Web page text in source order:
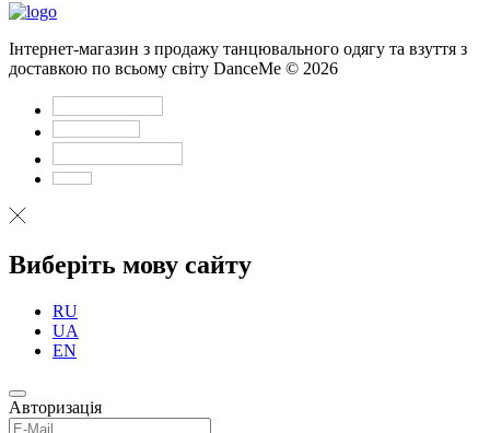
Інтернет-магазин з продажу танцювального одягу та взуття з
доставкою по всьому світу DanceMe © 2026
Виберіть мову сайту
RU
UA
EN
Авторизація